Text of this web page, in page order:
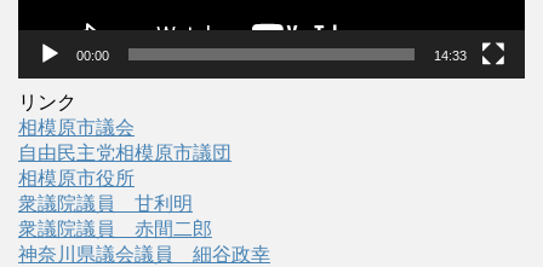
00:00 14:33
リンク
相模原市議会
自由民主党相模原市議団
相模原市役所
衆議院議員 甘利明
衆議院議員 赤間二郎
神奈川県議会議員 細谷政幸